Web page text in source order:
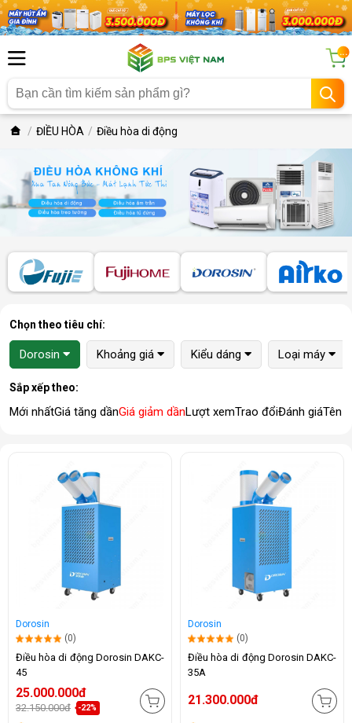
...
ĐIỀU HÒA Điều hòa di động
Chọn theo tiêu chí:
Dorosin Khoảng giá Kiểu dáng Loại máy
Sắp xếp theo:
Mới nhấtGiá tăng dầnGiá giảm dầnLượt xemTrao đổiĐánh giáTên
Dorosin
(0)
Điều hòa di động Dorosin DAKC-
45
25.000.000đ
32.150.000đ -22%
Dorosin
(0)
Điều hòa di động Dorosin DAKC-
35A
21.300.000đ